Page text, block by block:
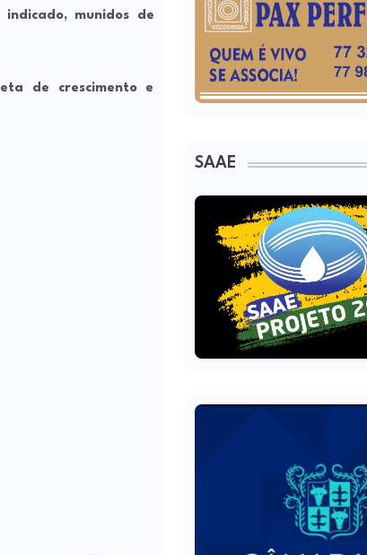
munidos de
de crescimento e
SAAE